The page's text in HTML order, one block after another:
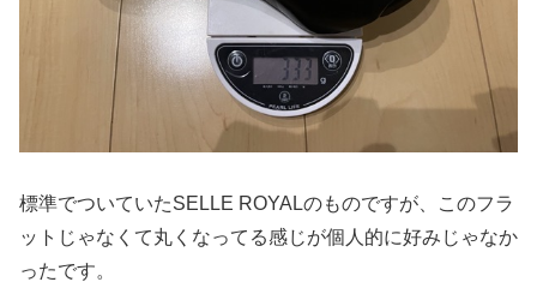
標準でついていたSELLE ROYALのものですが、このフラ
ットじゃなくて丸くなってる感じが個人的に好みじゃなか
ったです。